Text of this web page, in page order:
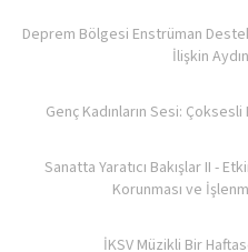
Deprem Bölgesi Enstrüman
İlişkin
Genç Kadınların Sesi:
Sanatta Yaratıcı Bakışlar II -
Korunması ve
İKSV Müzikli Bir